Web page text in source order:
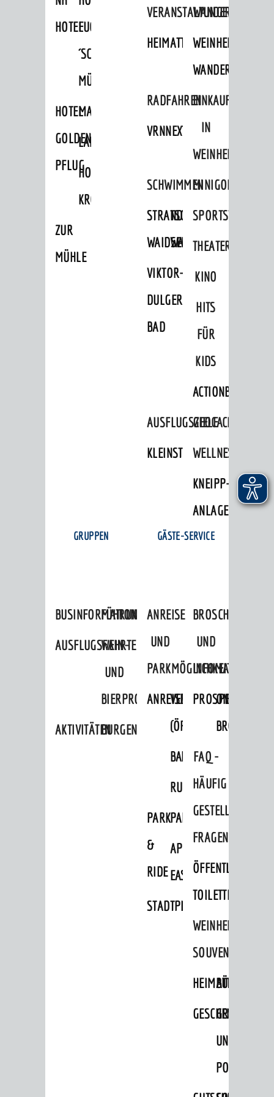
HOTELFUCHS
´SCHE
MÜHLE
HOTEL
GOLDENER
PFLUG
MARKTPLATZHOTEL
LAMMERSHOF
HOTEL
KRONE
ZUR
MÜHLE
VERANSTALTUNGEN
HEIMATTAGE
WANDERN
WEINHEIMER
WANDERWEGE
RADFAHREN
VRNNEXTBIKE
EINKAUFEN
IN
WEINHEIM
SCHWIMMEN
STRANDBAD
WAIDSEE
TSG
WALDSCHWIMMBAD
VIKTOR-
DULGER-
BAD
MINIGOLF
SPORTSTÄTTEN
THEATER
KINO
HITS
FÜR
KIDS
ACTIONBOUND
AUSFLUGSZIELE
KLEINSTADTPERLEN
GEOCACHING
WELLNESS
KNEIPP-
ANLAGE
GRUPPEN
BUSINFORMATION
FÜHRUNGEN
AUSFLUGSFAHRTEN
WEIN-
UND
BIERPROBEN
AKTIVITÄTENBURGENERLEBNISSE
GÄSTE-SERVICE
ANREISE
UND
PARKMÖGLICHKEITEN
ANREISEVERKEHR
(ÖPNV)
BAHNVERKEHR
BUSVERKEHR
RUFTAXI
PARK
&
RIDE
PARKEN
APP
EASYPARKEN
STADTPLAN
BROSCHÜREN
UND
INFOMATERIAL
ONLINE-
FAQ -
HÄUFIG
GESTELLTE
FRAGEN
ÖFFENTLICHE
TOILETTEN
WEINHEIMER
SOUVENIRS
HEIMATTAGE
BÜCHER
GESCHENKE
GRUSS-
UND
POSTKARTEN